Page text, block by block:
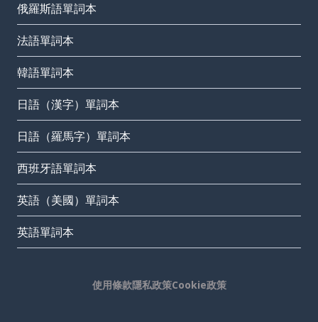
俄羅斯語單詞本
法語單詞本
韓語單詞本
日語（漢字）單詞本
日語（羅馬字）單詞本
西班牙語單詞本
英語（美國）單詞本
英語單詞本
使用條款隱私政策Cookie政策